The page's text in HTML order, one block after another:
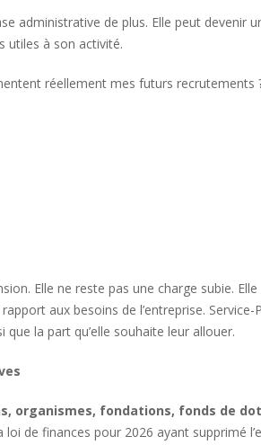
administrative de plus. Elle peut devenir
utiles à son activité.
réellement mes futurs recrutements
Elle ne reste pas une charge subie.
aux besoins de l’entreprise. Service-
la part qu’elle souhaite leur allouer.
organismes, fondations, fonds de
de finances pour 2026 ayant supprimé